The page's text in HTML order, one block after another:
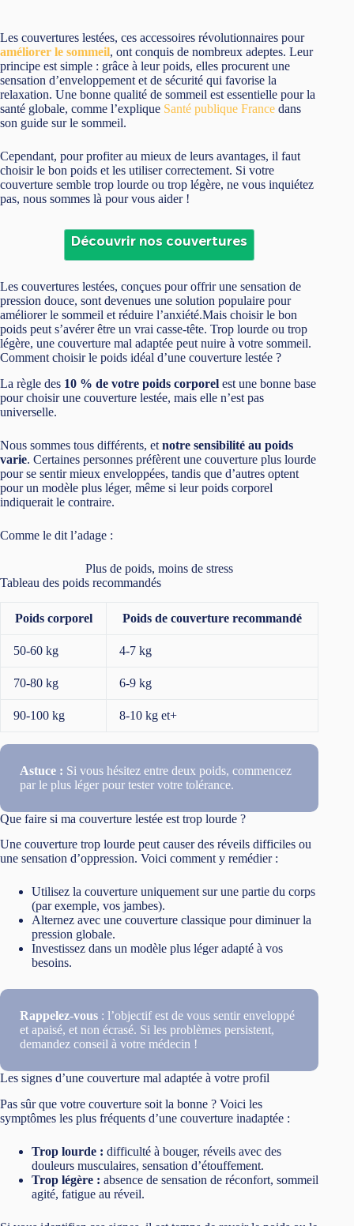
Les couvertures lestées, ces accessoires révolutionnaires pour
améliorer le sommeil, ont conquis de nombreux adeptes. Leur
principe est simple : grâce à leur poids, elles procurent une
sensation d’enveloppement et de sécurité qui favorise la
relaxation. Une bonne qualité de sommeil est essentielle pour la
santé globale, comme l’explique Santé publique France dans
son guide sur le sommeil.
Cependant, pour profiter au mieux de leurs avantages, il faut
choisir le bon poids et les utiliser correctement. Si votre
couverture semble trop lourde ou trop légère, ne vous inquiétez
pas, nous sommes là pour vous aider !
Découvrir nos couvertures
Les couvertures lestées, conçues pour offrir une sensation de
pression douce, sont devenues une solution populaire pour
améliorer le sommeil et réduire l’anxiété.Mais choisir le bon
poids peut s’avérer être un vrai casse-tête. Trop lourde ou trop
légère, une couverture mal adaptée peut nuire à votre sommeil.
Comment choisir le poids idéal d’une couverture lestée ?
La règle des 10 % de votre poids corporel est une bonne base
pour choisir une couverture lestée, mais elle n’est pas
universelle.
Nous sommes tous différents, et notre sensibilité au poids
varie. Certaines personnes préfèrent une couverture plus lourde
pour se sentir mieux enveloppées, tandis que d’autres optent
pour un modèle plus léger, même si leur poids corporel
indiquerait le contraire.
Comme le dit l’adage :
Plus de poids, moins de stress
Tableau des poids recommandés
Poids corporel Poids de couverture recommandé
50-60 kg 4-7 kg
70-80 kg 6-9 kg
90-100 kg 8-10 kg et+
Astuce : Si vous hésitez entre deux poids, commencez
par le plus léger pour tester votre tolérance.
Que faire si ma couverture lestée est trop lourde ?
Une couverture trop lourde peut causer des réveils difficiles ou
une sensation d’oppression. Voici comment y remédier :
Utilisez la couverture uniquement sur une partie du corps
(par exemple, vos jambes).
Alternez avec une couverture classique pour diminuer la
pression globale.
Investissez dans un modèle plus léger adapté à vos
besoins.
Rappelez-vous : l’objectif est de vous sentir enveloppé
et apaisé, et non écrasé. Si les problèmes persistent,
demandez conseil à votre médecin !
Les signes d’une couverture mal adaptée à votre profil
Pas sûr que votre couverture soit la bonne ? Voici les
symptômes les plus fréquents d’une couverture inadaptée :
Trop lourde : difficulté à bouger, réveils avec des
douleurs musculaires, sensation d’étouffement.
Trop légère : absence de sensation de réconfort, sommeil
agité, fatigue au réveil.